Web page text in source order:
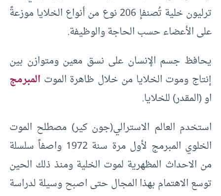
ترليون خلية تُصنفإ 206 نوع من أنواع الخلايا موزعةً
على الأعضاء حسب الحاجة والوظيفة.
يحافظ جسم الإنسان على نسق معين ومتوازن بين
إنتاج وموت الخلايا من خلال ظاهرة الموت المبرمج
او (المقدر) للخلايا.
استخدم العالم الاسترالي(جون كير) مصطلح الموت
الخلوي المبرمج لأول مرة سنة 1972 واصفاً سلسلة
من الاحداث المظهرية لموت الخلية ومنذ ذلك الحين
توسع الاهتمام بهذا المجال حتى اصبح وسيلة لدراسة